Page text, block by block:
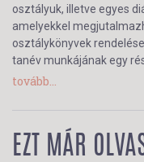
osztályuk, illetve egyes
amelyekkel
osztálykönyvek
tanév munkájának egy
tovább...
EZT MÁR